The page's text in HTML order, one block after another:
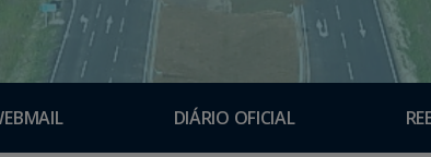
DIÁRIO OFICIAL